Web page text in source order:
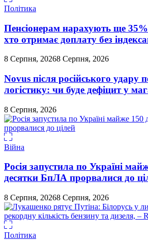
Політика
Пенсіонерам нарахують ще 35%
хто отримає доплату без
8 Серпня, 20268 Серпня, 2026
Novus після російського удару
логістику: чи буде дефіцит у
8 Серпня, 2026
Війна
Росія запустила по Україні
десятки БпЛА прорвалися до
8 Серпня, 20268 Серпня, 2026
Політика